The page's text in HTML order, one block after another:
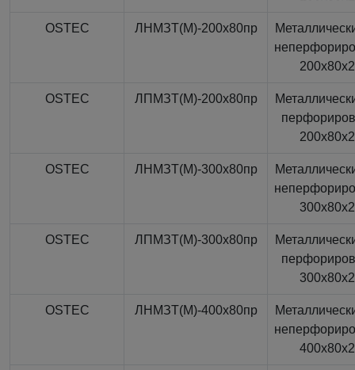
OSTEC ЛНМЗТ(М)-200x80пр
OSTEC ЛПМЗТ(М)-200x80пр
OSTEC ЛНМЗТ(М)-300x80пр
OSTEC ЛПМЗТ(М)-300x80пр
OSTEC ЛНМЗТ(М)-400x80пр